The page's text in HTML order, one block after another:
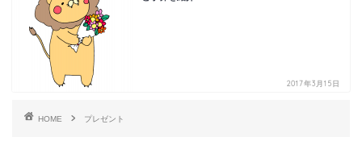
2017年3月15日
HOME プレゼント